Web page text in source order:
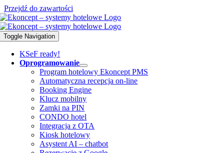
Przejdź do zawartości
Toggle Navigation
KSeF ready!
Oprogramowanie
Program hotelowy Ekoncept PMS
Automatyczna recepcja on-line
Booking Engine
Klucz mobilny
Zamki na PIN
CONDO hotel
Integracja z OTA
Kiosk hotelowy
Asystent AI – chatbot